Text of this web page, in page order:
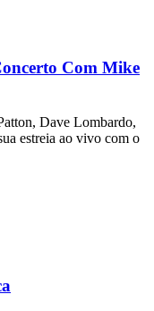
Com Mike
Dave Lombardo,
estreia ao vivo com o